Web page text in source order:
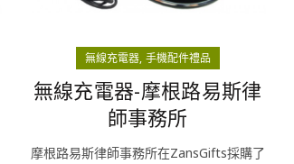
無線充電器 手機配件禮品
無線充電器-摩根路易斯律
師事務所
摩根路易斯律師事務所在ZansGifts採購了